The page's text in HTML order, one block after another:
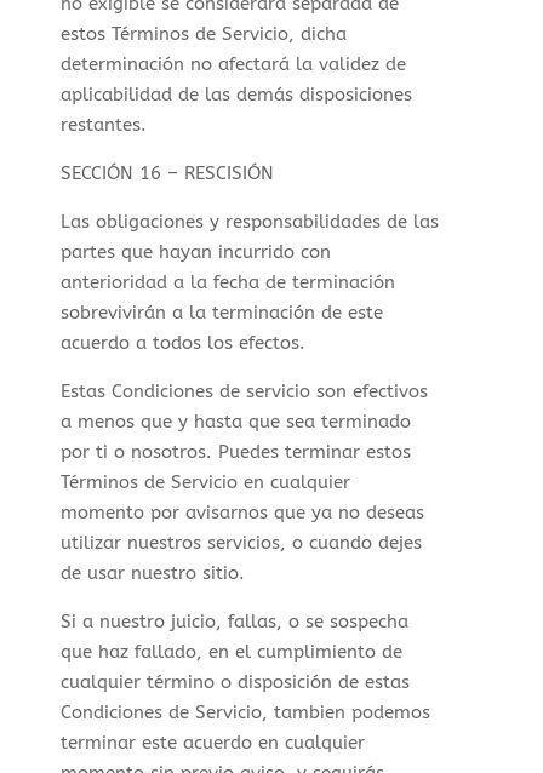
estos Términos de Servicio, dicha
determinación no afectará la validez de
aplicabilidad de las demás disposiciones
restantes.
SECCIÓN 16 – RESCISIÓN
Las obligaciones y responsabilidades de las
partes que hayan incurrido con
anterioridad a la fecha de terminación
sobrevivirán a la terminación de este
acuerdo a todos los efectos.
Estas Condiciones de servicio son efectivos
a menos que y hasta que sea terminado
por ti o nosotros. Puedes terminar estos
Términos de Servicio en cualquier
momento por avisarnos que ya no deseas
utilizar nuestros servicios, o cuando dejes
de usar nuestro sitio.
Si a nuestro juicio, fallas, o se sospecha
que haz fallado, en el cumplimiento de
cualquier término o disposición de estas
Condiciones de Servicio, tambien podemos
terminar este acuerdo en cualquier